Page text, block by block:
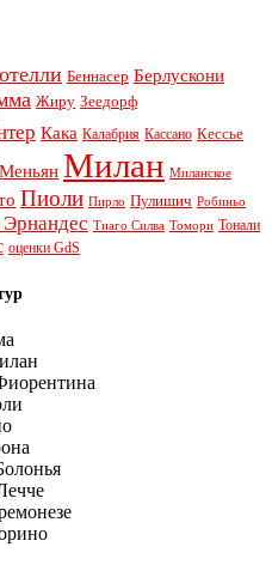
Беннасер Берлускони
Жиру Зеедорф
Кака Калабрия Кассано Кессье
Меньян Милан Миланское
Пиоли Пирло Пулишич Робиньо
Тиаго Силва Томори Тонали
оценки GdS